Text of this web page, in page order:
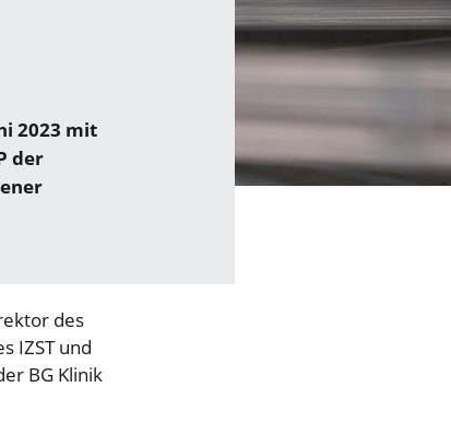
2023 mit
der
des
IZST und
BG Klinik